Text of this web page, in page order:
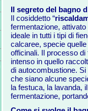
Il segreto del bagno
Il cosiddetto “
fermentazione,
ideale in tutti i tipi di
calcaree, specie
officinali. Il processo
intenso in quello
di autocombustione.
che siano alcune
la festuca, la lavanda,
fermentazione,